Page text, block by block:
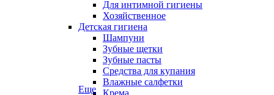
Для интимной гигиены
Хозяйственное
Детская гигиена
Шампуни
Зубные щетки
Зубные пасты
Средства для купания
Влажные салфетки
Крема
Еще